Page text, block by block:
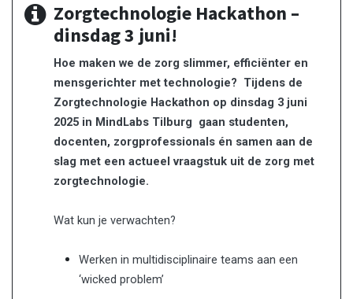
Zorgtechnologie Hackathon –
dinsdag 3 juni!
Hoe maken we de zorg slimmer, efficiënter en
mensgerichter met technologie? Tijdens de
Zorgtechnologie Hackathon op dinsdag 3 juni
2025 in MindLabs Tilburg gaan studenten,
docenten, zorgprofessionals én samen aan de
slag met een actueel vraagstuk uit de zorg met
zorgtechnologie.
Wat kun je verwachten?
Werken in multidisciplinaire teams aan een
‘wicked problem’